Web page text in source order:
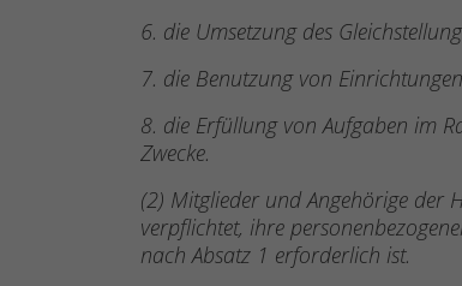
6. die Umsetzung des
7. die Benutzung von
8. die Erfüllung von Aufgaben im
Zwecke.
(2) Mitglieder und Angehörige der
verpflichtet, ihre
nach Absatz 1 erforderlich ist.